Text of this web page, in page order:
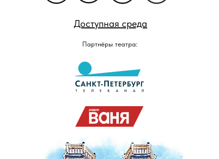
Партнёры театра:
Доступная среда